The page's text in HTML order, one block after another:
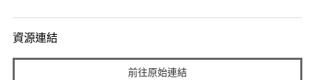
資源連結
前往原始連結